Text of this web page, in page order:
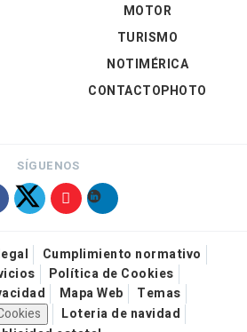
MOTOR
TURISMO
NOTIMÉRICA
CONTACTOPHOTO
SÍGUENOS
Cumplimiento normativo
Política de Cookies
Mapa Web
Temas
Loteria de navidad